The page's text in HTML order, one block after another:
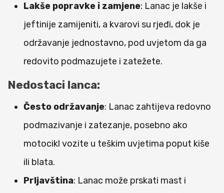
Lakše popravke i zamjene: Lanac je lakše i
jeftinije zamijeniti, a kvarovi su rjeđi, dok je
održavanje jednostavno, pod uvjetom da ga
redovito podmazujete i zatežete.
Nedostaci lanca:
Često održavanje: Lanac zahtijeva redovno
podmazivanje i zatezanje, posebno ako
motocikl vozite u teškim uvjetima poput kiše
ili blata.
Prljavština: Lanac može prskati mast i